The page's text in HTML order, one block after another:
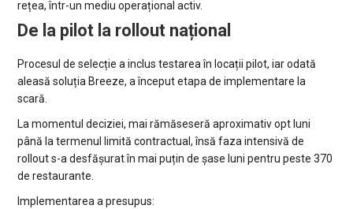
rețea, într-un mediu operațional activ.
De la pilot la rollout național
Procesul de selecție a inclus testarea în locații pilot, iar odată
aleasă soluția Breeze, a început etapa de implementare la
scară.
La momentul deciziei, mai rămăseseră aproximativ opt luni
până la termenul limită contractual, însă faza intensivă de
rollout s-a desfășurat în mai puțin de șase luni pentru peste 370
de restaurante.
Implementarea a presupus: